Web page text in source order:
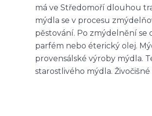
má ve Středomoří dlouhou
mýdla se v procesu
pěstování. Po zmýdelnění
parfém nebo éterický olej.
provensálské výroby mýdla.
starostlivého mýdla.